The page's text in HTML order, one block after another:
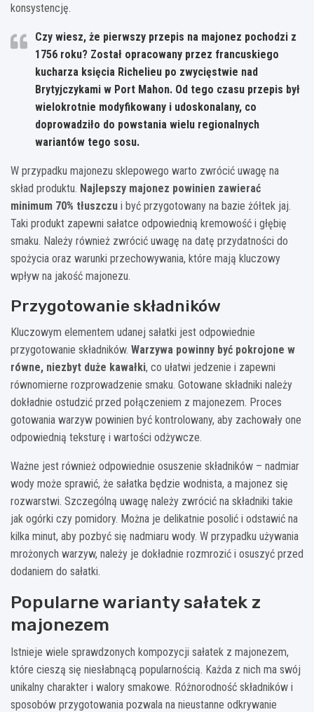
konsystencję.
Czy wiesz, że pierwszy przepis na majonez pochodzi z
1756 roku? Został opracowany przez francuskiego
kucharza księcia Richelieu po zwycięstwie nad
Brytyjczykami w Port Mahon. Od tego czasu przepis był
wielokrotnie modyfikowany i udoskonalany, co
doprowadziło do powstania wielu regionalnych
wariantów tego sosu.
W przypadku majonezu sklepowego warto zwrócić uwagę na
skład produktu. Najlepszy majonez powinien zawierać
minimum 70% tłuszczu i być przygotowany na bazie żółtek jaj.
Taki produkt zapewni sałatce odpowiednią kremowość i głębię
smaku. Należy również zwrócić uwagę na datę przydatności do
spożycia oraz warunki przechowywania, które mają kluczowy
wpływ na jakość majonezu.
Przygotowanie składników
Kluczowym elementem udanej sałatki jest odpowiednie
przygotowanie składników. Warzywa powinny być pokrojone w
równe, niezbyt duże kawałki, co ułatwi jedzenie i zapewni
równomierne rozprowadzenie smaku. Gotowane składniki należy
dokładnie ostudzić przed połączeniem z majonezem. Proces
gotowania warzyw powinien być kontrolowany, aby zachowały one
odpowiednią teksturę i wartości odżywcze.
Ważne jest również odpowiednie osuszenie składników – nadmiar
wody może sprawić, że sałatka będzie wodnista, a majonez się
rozwarstwi. Szczególną uwagę należy zwrócić na składniki takie
jak ogórki czy pomidory. Można je delikatnie posolić i odstawić na
kilka minut, aby pozbyć się nadmiaru wody. W przypadku używania
mrożonych warzyw, należy je dokładnie rozmrozić i osuszyć przed
dodaniem do sałatki.
Popularne warianty sałatek z
majonezem
Istnieje wiele sprawdzonych kompozycji sałatek z majonezem,
które cieszą się niesłabnącą popularnością. Każda z nich ma swój
unikalny charakter i walory smakowe. Różnorodność składników i
sposobów przygotowania pozwala na nieustanne odkrywanie